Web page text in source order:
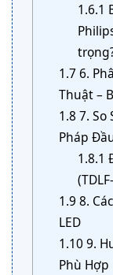
1.6.1
1.76.
Thuật –
1.8 7. So
Pháp
1.8.1
1.9 8.
LED
1.10 9.
Phù Hợp